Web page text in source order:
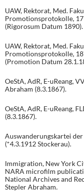
UAW, Rektorat, Med.
Promotionsprotokolle,
(Rigorosum Datum 1890).
UAW, Rektorat, Med.
Promotionsprotokolle,
(Promotion Datum
OeStA, AdR, E-uReang,
Abraham (8.3.1867).
OeStA, AdR, E-uReang,
(8.3.1867).
Auswanderungskartei
(*4.3.1912 Stockerau).
Immigration, New York
NARA microfilm
National Archives and
Stepler Abraham.